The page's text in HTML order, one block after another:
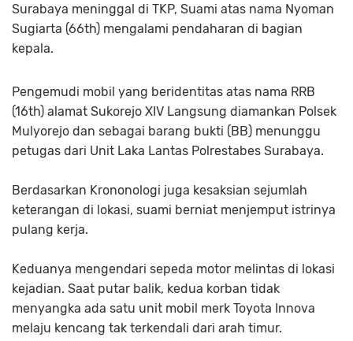
Surabaya meninggal di TKP, Suami atas nama Nyoman
Sugiarta (66th) mengalami pendaharan di bagian
kepala.
Pengemudi mobil yang beridentitas atas nama RRB
(16th) alamat Sukorejo XIV Langsung diamankan Polsek
Mulyorejo dan sebagai barang bukti (BB) menunggu
petugas dari Unit Laka Lantas Polrestabes Surabaya.
Berdasarkan Krononologi juga kesaksian sejumlah
keterangan di lokasi, suami berniat menjemput istrinya
pulang kerja.
Keduanya mengendari sepeda motor melintas di lokasi
kejadian. Saat putar balik, kedua korban tidak
menyangka ada satu unit mobil merk Toyota Innova
melaju kencang tak terkendali dari arah timur.